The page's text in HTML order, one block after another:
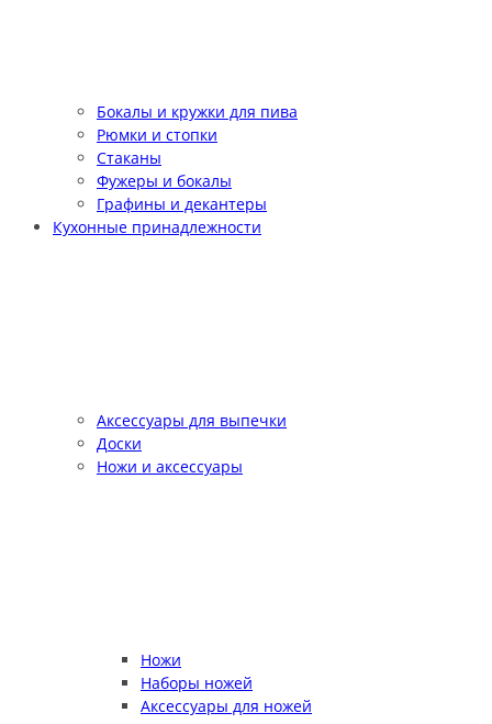
Бокалы и кружки для пива
Рюмки и стопки
Стаканы
Фужеры и бокалы
Графины и декантеры
Кухонные принадлежности
Аксессуары для выпечки
Доски
Ножи и аксессуары
Ножи
Наборы ножей
Аксессуары для ножей